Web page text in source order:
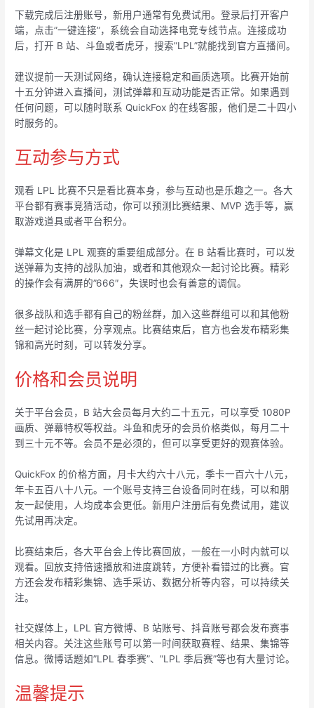
下载完成后注册账号，新用户通常有免费试用。登录后打开客户
端，点击”一键连接”，系统会自动选择电竞专线节点。连接成功
后，打开 B 站、斗鱼或者虎牙，搜索”LPL”就能找到官方直播间。
建议提前一天测试网络，确认连接稳定和画质选项。比赛开始前
十五分钟进入直播间，测试弹幕和互动功能是否正常。如果遇到
任何问题，可以随时联系 QuickFox 的在线客服，他们是二十四小
时服务的。
互动参与方式
观看 LPL 比赛不只是看比赛本身，参与互动也是乐趣之一。各大
平台都有赛事竞猜活动，你可以预测比赛结果、MVP 选手等，赢
取游戏道具或者平台积分。
弹幕文化是 LPL 观赛的重要组成部分。在 B 站看比赛时，可以发
送弹幕为支持的战队加油，或者和其他观众一起讨论比赛。精彩
的操作会有满屏的”666″，失误时也会有善意的调侃。
很多战队和选手都有自己的粉丝群，加入这些群组可以和其他粉
丝一起讨论比赛，分享观点。比赛结束后，官方也会发布精彩集
锦和高光时刻，可以转发分享。
价格和会员说明
关于平台会员，B 站大会员每月大约二十五元，可以享受 1080P
画质、弹幕特权等权益。斗鱼和虎牙的会员价格类似，每月二十
到三十元不等。会员不是必须的，但可以享受更好的观赛体验。
QuickFox 的价格方面，月卡大约六十八元，季卡一百六十八元，
年卡五百八十八元。一个账号支持三台设备同时在线，可以和朋
友一起使用，人均成本会更低。新用户注册后有免费试用，建议
先试用再决定。
比赛结束后，各大平台会上传比赛回放，一般在一小时内就可以
观看。回放支持倍速播放和进度跳转，方便补看错过的比赛。官
方还会发布精彩集锦、选手采访、数据分析等内容，可以持续关
注。
社交媒体上，LPL 官方微博、B 站账号、抖音账号都会发布赛事
相关内容。关注这些账号可以第一时间获取赛程、结果、集锦等
信息。微博话题如”LPL 春季赛”、”LPL 季后赛”等也有大量讨论。
温馨提示